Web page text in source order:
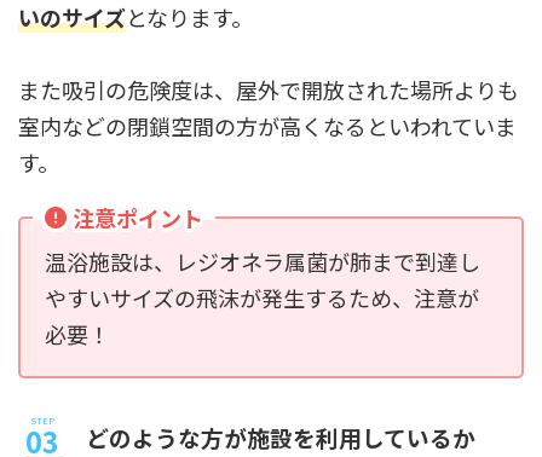
いのサイズとなります。
また吸引の危険度は、屋外で開放された場所よりも
室内などの閉鎖空間の方が高くなるといわれていま
す。
注意ポイント
温浴施設は、レジオネラ属菌が肺まで到達し
やすいサイズの飛沫が発生するため、注意が
必要！
どのような方が施設を利用しているか